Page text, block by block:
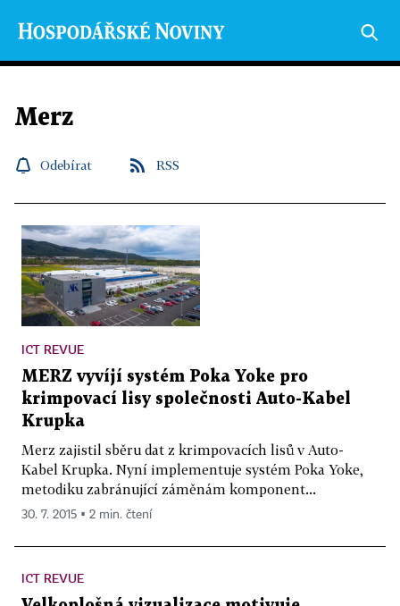
Merz
Odebírat RSS
ICT REVUE
MERZ vyvíjí systém Poka Yoke pro
krimpovací lisy společnosti Auto-Kabel
Krupka
Merz zajistil sběru dat z krimpovacích lisů v Auto-
Kabel Krupka. Nyní implementuje systém Poka Yoke,
metodiku zabránující záměnám komponent...
30. 7. 2015 ▪ 2 min. čtení
ICT REVUE